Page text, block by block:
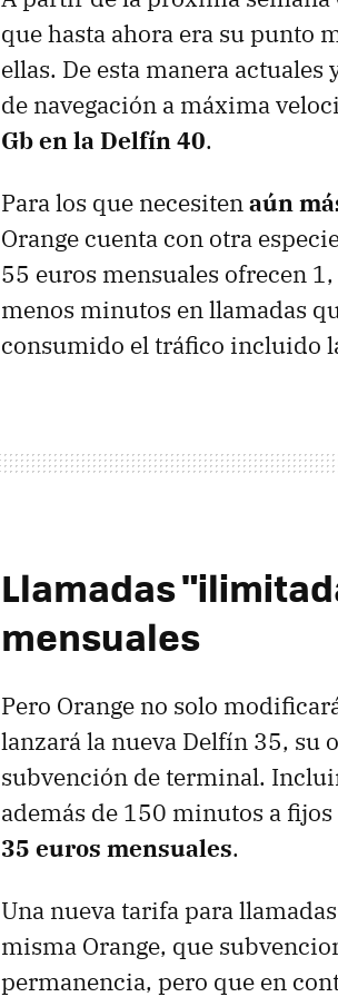
que hasta ahora era su punto
ellas. De esta manera
de navegación a máxima
Gb en la Delfín 40.
Para los que necesitenaún
Orange cuenta con otra
55 euros mensuales ofrecen
menos minutos en llamadas
consumido el tráfico incluido
Llamadas
mensuales
Pero Orange no solo
lanzará la nueva Delfín 35,
subvención de terminal.
además de 150 minutos a
35 euros mensuales.
Una nueva tarifa para
misma Orange, que
permanencia, pero que en